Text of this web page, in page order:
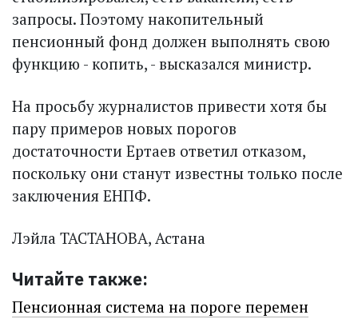
запросы. Поэтому накопительный
пенсионный фонд должен выполнять свою
функцию - копить, - высказался министр.
На просьбу журналистов привести хотя бы
пару примеров новых порогов
достаточности Ертаев ответил отказом,
поскольку они станут известны только после
заключения ЕНПФ.
Лэйла ТАСТАНОВА, Астана
Читайте также:
Пенсионная система на пороге перемен